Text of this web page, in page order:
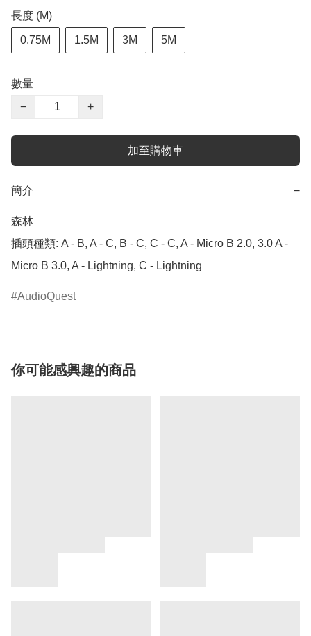
長度 (M)
0.75M 1.5M 3M 5M
數量
−
+
加至購物車
簡介 −
森林
插頭種類: A - B, A - C, B - C, C - C, A - Micro B 2.0, 3.0 A -
Micro B 3.0, A - Lightning, C - Lightning
AudioQuest
你可能感興趣的商品